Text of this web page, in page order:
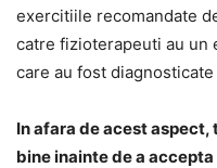
exercitiile recomandate
catre fizioterapeuti au un
care au fost
In afara de acest
bine inainte de a